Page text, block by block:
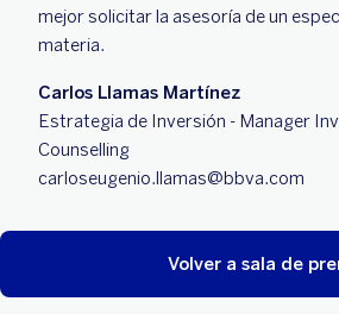
mejor solicitar la asesoría de un
materia.
Carlos Llamas Martínez
Estrategia de Inversión - Manager
Counselling
carloseugenio.llamas@bbva.com
Volver a sala de